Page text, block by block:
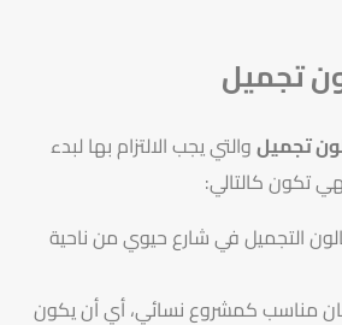
تجميل
تجميلوالتي يجب الالتزام بها لبدء
تكون كالتالي:
التجميل في شارع حيوي من ناحية
مناسب كمشروع نسائي، أي أن يكون